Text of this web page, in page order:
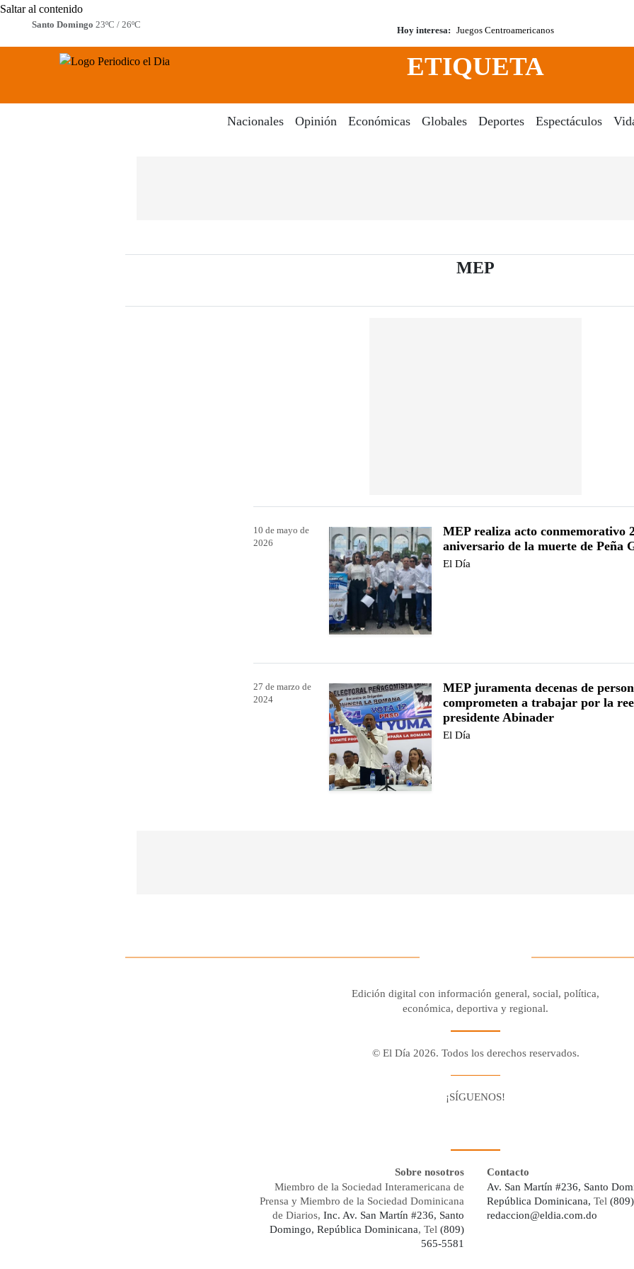
Saltar al contenido
Santo Domingo 23ºC / 26ºC
Hoy interesa: Juegos Centroamericanos
ETIQUETA
Nacionales Opinión Económicas Globales Deportes Espectáculos
MEP
10 de mayo de
2026
MEP realiza acto conmemorativo
aniversario de la muerte de Peña
El Día
27 de marzo de
2024
MEP juramenta decenas de
comprometen a trabajar por la
presidente Abinader
El Día
Edición digital con información general, social, política,
económica, deportiva y regional.
© El Día 2026. Todos los derechos reservados.
¡SÍGUENOS!
Sobre nosotros
Miembro de la Sociedad Interamericana de
Prensa y Miembro de la Sociedad Dominicana
de Diarios, Inc. Av. San Martín #236, Santo
Domingo, República Dominicana, Tel (809)
565-5581
Contacto
Av. San Martín #236, Santo
República Dominicana, Tel
redaccion@eldia.com.do